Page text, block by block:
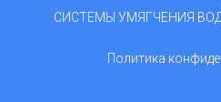
СИСТЕМЫ УМЯГЧЕНИЯ
Политика